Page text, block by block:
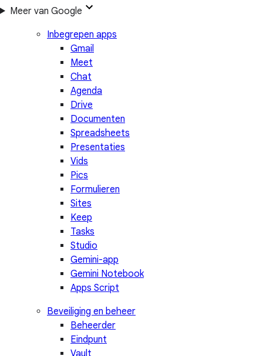
Meer van Google
Inbegrepen apps
Gmail
Meet
Chat
Agenda
Drive
Documenten
Spreadsheets
Presentaties
Vids
Pics
Formulieren
Sites
Keep
Tasks
Studio
Gemini-app
Gemini Notebook
Apps Script
Beveiliging en beheer
Beheerder
Eindpunt
Vault